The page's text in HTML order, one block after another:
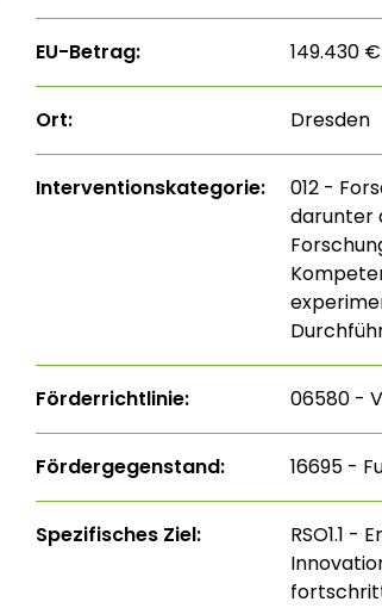
EU-Betrag: 149.430 €
Ort: Dresden
Interventions­kategorie:
012 -
darunter
Förderrichtlinie: 06580 -
Fördergegenstand: 16695 -
Spezifisches Ziel:
RSO1.1 -